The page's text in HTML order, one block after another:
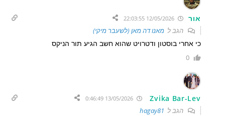
אור
הגב למאנו דה מאן (לשעבר מיקי)
כי אחרי בוסטון ודטרויט שהוא חשב הגיע תור הניקס
0
Zvika Bar-Lev
הגב ל hagay81